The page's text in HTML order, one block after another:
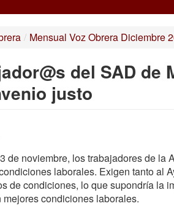
/ Mensual Voz Obrera Diciembre
del SAD
justo
de noviembre, los trabajadores de
laborales. Exigen tanto al
de condiciones, lo que supondría la
condiciones laborales.